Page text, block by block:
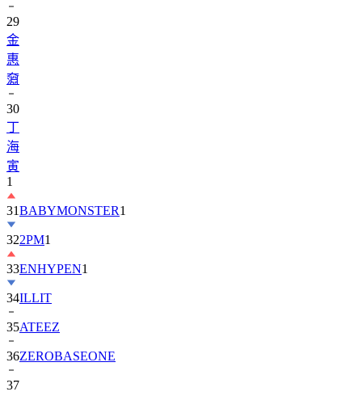
29
金
惠
奫
30
丁
海
寅
1
31BABYMONSTER1
322PM1
33ENHYPEN1
34ILLIT
35ATEEZ
36ZEROBASEONE
37